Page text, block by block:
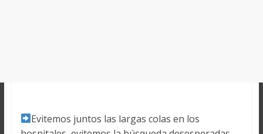
Evitemos juntos las largas colas en los